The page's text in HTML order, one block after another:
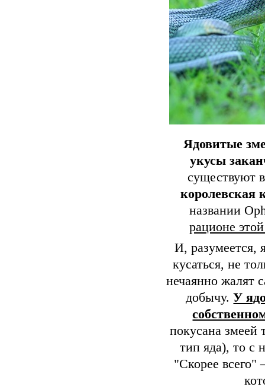
Ядовитые
укусы
существуют
королевская
названии
рационе
И, разумеется,
кусаться, не
нечаянно жалят
добычу.У
покусана змеей
тип яда), то с
"Скорее всего"